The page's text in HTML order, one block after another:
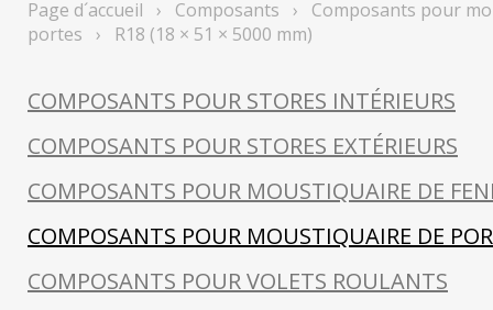
Page d´accueil › Composants › Composants pour
portes
› R18 (18 × 51 × 5000 mm)
COMPOSANTS POUR STORES INTÉRIEURS
COMPOSANTS POUR STORES EXTÉRIEURS
COMPOSANTS POUR MOUSTIQUAIRE DE
COMPOSANTS POUR MOUSTIQUAIRE DE
COMPOSANTS POUR VOLETS ROULANTS